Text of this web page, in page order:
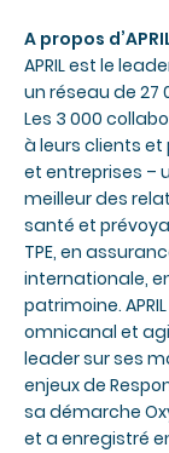
A propos
APRIL est le
un réseau de
Les 3 000
à leurs clients
et entreprises –
meilleur des
santé et
TPE, en
internationale,
patrimoine.
omnicanal et
leader sur ses
enjeux de
sa démarche
et a enregistré